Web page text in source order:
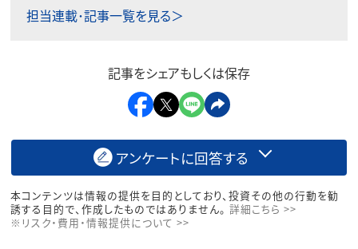
担当連載･記事一覧を見る＞
記事をシェアもしくは保存
アンケートに回答する
本コンテンツは情報の提供を目的としており、投資その他の行動を勧
誘する目的で、作成したものではありません。 詳細こちら >>
※リスク・費用・情報提供について >>